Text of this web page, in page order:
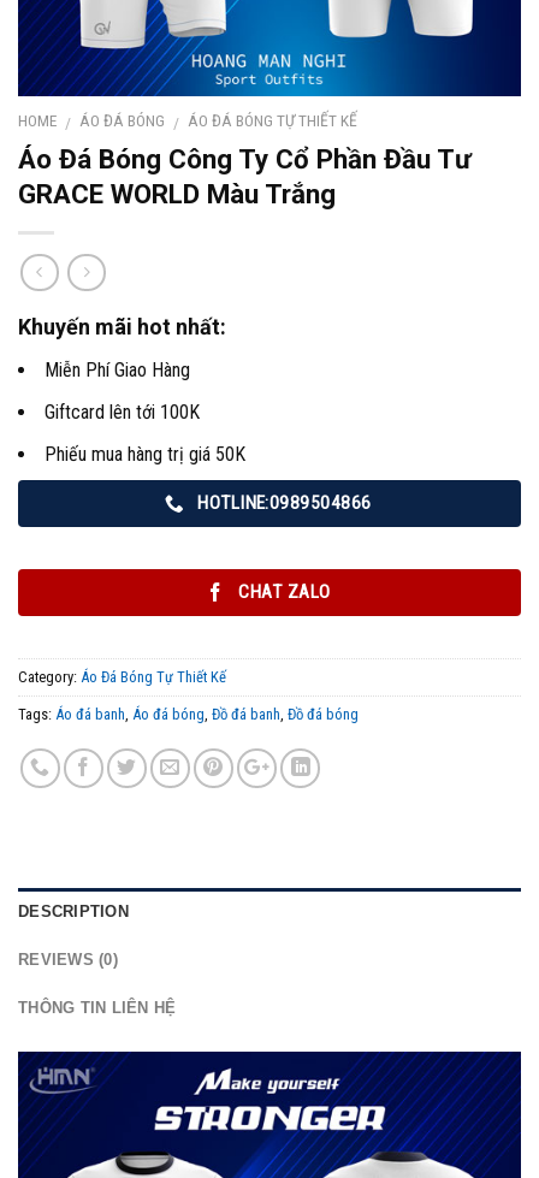
HOME / ÁO ĐÁ BÓNG / ÁO ĐÁ BÓNG TỰ THIẾT KẾ
Áo Đá Bóng Công Ty Cổ Phần Đầu Tư
GRACE WORLD Màu Trắng
Khuyến mãi hot nhất:
Miễn Phí Giao Hàng
Giftcard lên tới 100K
Phiếu mua hàng trị giá 50K
HOTLINE:0989504866
CHAT ZALO
Category: Áo Đá Bóng Tự Thiết Kế
Tags: Áo đá banh, Áo đá bóng, Đồ đá banh, Đồ đá bóng
DESCRIPTION
REVIEWS (0)
THÔNG TIN LIÊN HỆ